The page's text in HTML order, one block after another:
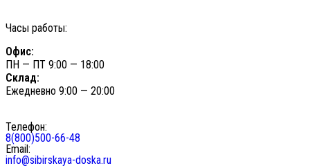
Часы работы:
Офис:
ПН — ПТ 9:00 — 18:00
Склад:
Ежедневно 9:00 — 20:00
Телефон:
8(800)500-66-48
Email:
info@sibirskaya-doska.ru